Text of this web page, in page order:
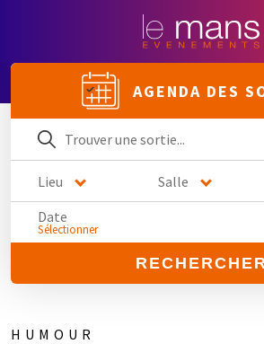
AGENDA DES
Lieu Salle
Date
Sélectionner
RECHERCHER
HUMOUR